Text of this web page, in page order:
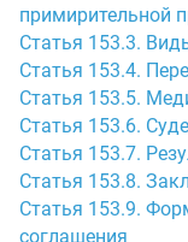
примирительной
Статья 153.3.
Статья 153.4.
Статья 153.5.
Статья 153.6.
Статья 153.7.
Статья 153.8.
Статья 153.9.
соглашения